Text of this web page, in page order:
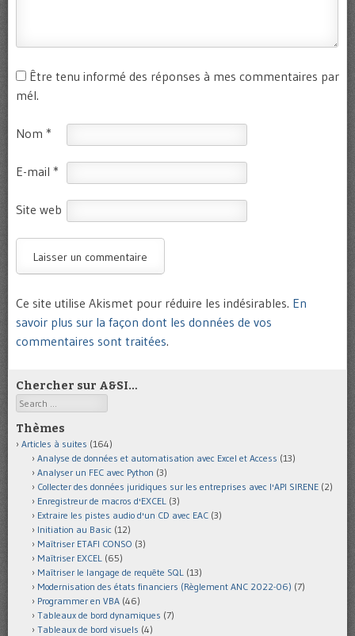
Être tenu informé des réponses à mes commentaires par
mél.
Nom *
E-mail *
Site web
Ce site utilise Akismet pour réduire les indésirables. En
savoir plus sur la façon dont les données de vos
commentaires sont traitées.
Chercher sur A&SI…
Search
Thèmes
Articles à suites (164)
Analyse de données et automatisation avec Excel et Access (13)
Analyser un FEC avec Python (3)
Collecter des données juridiques sur les entreprises avec l'API SIRENE (2)
Enregistreur de macros d'EXCEL (3)
Extraire les pistes audio d'un CD avec EAC (3)
Initiation au Basic (12)
Maîtriser ETAFI CONSO (3)
Maîtriser EXCEL (65)
Maîtriser le langage de requête SQL (13)
Modernisation des états financiers (Règlement ANC 2022-06) (7)
Programmer en VBA (46)
Tableaux de bord dynamiques (7)
Tableaux de bord visuels (4)